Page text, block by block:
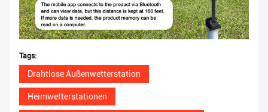
Tags:
Drahtlose Außenwetterstation
Heimwetterstationen